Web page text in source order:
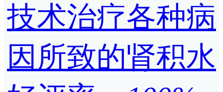
技术治疗各种病
因所致的肾积水